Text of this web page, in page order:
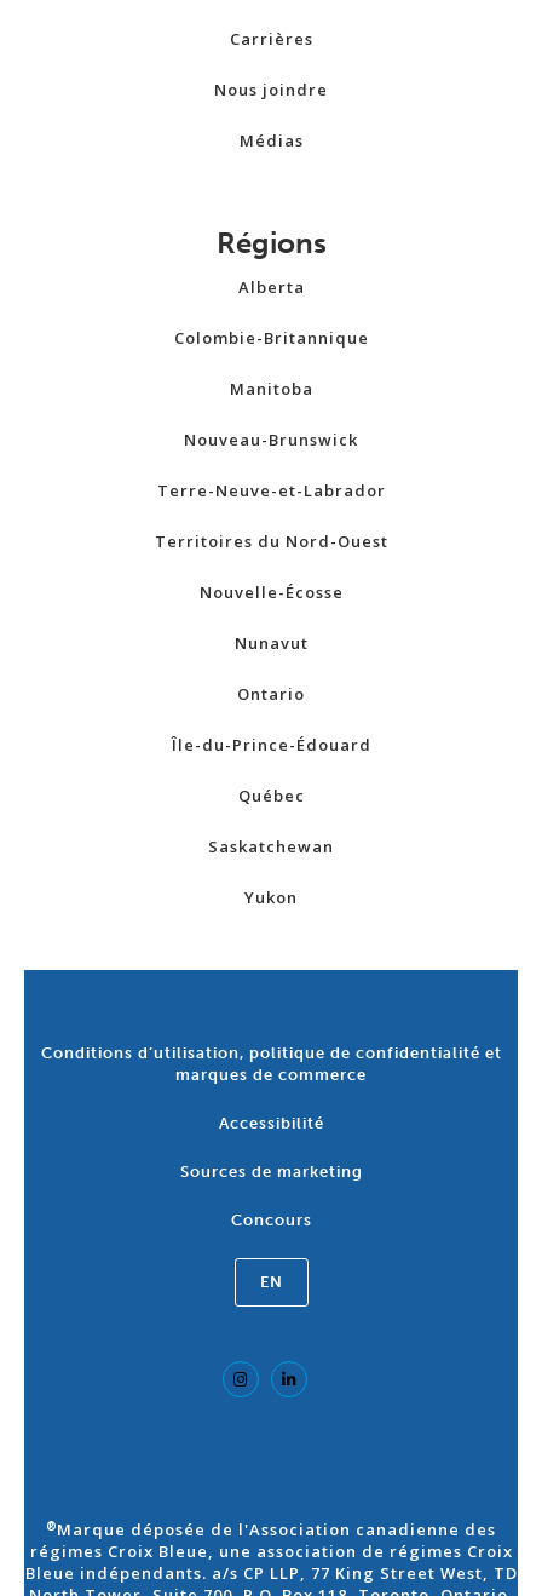
Carrières
Nous joindre
Médias
Régions
Alberta
Colombie-Britannique
Manitoba
Nouveau-Brunswick
Terre-Neuve-et-Labrador
Territoires du Nord-Ouest
Nouvelle-Écosse
Nunavut
Ontario
Île-du-Prince-Édouard
Québec
Saskatchewan
Yukon
Conditions d’utilisation, politique de confidentialité et
marques de commerce
Accessibilité
Sources de marketing
Concours
EN
®Marque déposée de l'Association canadienne des
régimes Croix Bleue, une association de régimes Croix
Bleue indépendants. a/s CP LLP, 77 King Street West, TD